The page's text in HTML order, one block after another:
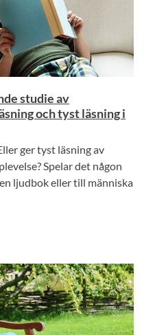
studie av
och tyst läsning i
ger tyst läsning av
Spelar det någon
ljudbok eller till människa